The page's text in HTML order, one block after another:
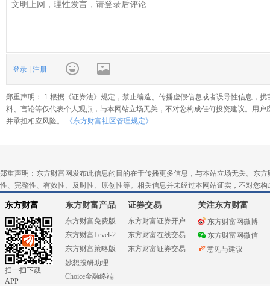
登录 注册
郑重声明： 1.根据《证券法》规定，禁止编造、传播虚假信息或者误导性信息，
料、言论等仅代表个人观点，与本网站立场无关，不对您构成任何投资建议。用
并承担相应风险。
《东方财富社区管理规定》
郑重声明：东方财富网发布此信息的目的在于传播更多信息，与本站立场无关。东
性、完整性、有效性、及时性、原创性等。相关信息并未经过本网站证实，不对您
东方财富
扫一扫下载
APP
东方财富产品
东方财富免费版
东方财富Level-2
东方财富策略版
妙想投研助理
Choice金融终端
证券交易
东方财富证券开户
东方财富在线交易
东方财富证券交易
关注东方财富
东方财富网微博
东方财富网微信
意见与建议